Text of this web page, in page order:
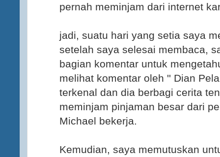
pernah meminjam dari internet
jadi, suatu hari yang setia saya
setelah saya selesai membaca,
bagian komentar untuk
melihat komentar oleh '' Dian
terkenal dan dia berbagi cerita
meminjam pinjaman besar dari
Michael bekerja.
Kemudian, saya memutuskan